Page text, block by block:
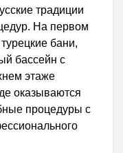
традиции
На первом
бани,
бассейн с
этаже
оказываются
процедуры с